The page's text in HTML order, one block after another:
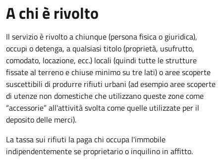
A chi è rivolto
Il servizio è rivolto a chiunque (persona fisica o giuridica),
occupi o detenga, a qualsiasi titolo (proprietà, usufrutto,
comodato, locazione, ecc.) locali (quindi tutte le strutture
fissate al terreno e chiuse minimo su tre lati) o aree scoperte
suscettibili di produrre rifiuti urbani (ad esempio aree scoperte
di utenze non domestiche che utilizzano queste zone come
“accessorie” all'attività svolta come quelle utilizzate per il
deposito delle merci).
La tassa sui rifiuti la paga chi occupa l'immobile
indipendentemente se proprietario o inquilino in affitto.